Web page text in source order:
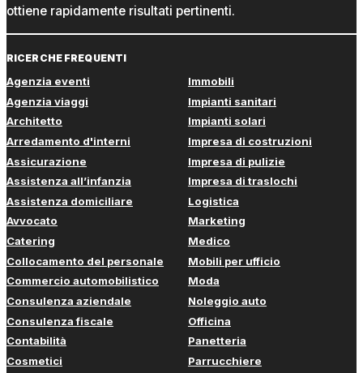
ottiene rapidamente risultati pertinenti.
RICERCHE FREQUENTI
Agenzia eventi
Agenzia viaggi
Architetto
Arredamento d'interni
Assicurazione
Assistenza all’infanzia
Assistenza domiciliare
Avvocato
Catering
Collocamento del personale
Commercio automobilistico
Consulenza aziendale
Consulenza fiscale
Contabilità
Cosmetici
Immobili
Impianti sanitari
Impianti solari
Impresa di costruzioni
Impresa di pulizie
Impresa di traslochi
Logistica
Marketing
Medico
Mobili per ufficio
Moda
Noleggio auto
Officina
Panetteria
Parrucchiere